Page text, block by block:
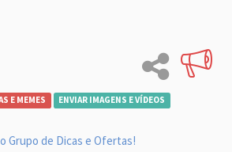
E MEMES ENVIAR IMAGENS E VÍDEOS
Grupo de Dicas e Ofertas!